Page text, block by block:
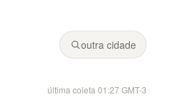
Fonte: Climeo (modelos Open-Meteo).
outra cidade
última coleta 01:27 GMT-3